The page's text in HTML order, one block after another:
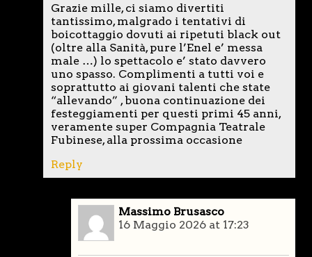
Grazie mille, ci siamo divertiti
tantissimo, malgrado i tentativi di
boicottaggio dovuti ai ripetuti black out
(oltre alla Sanità, pure l’Enel e’ messa
male …) lo spettacolo e’ stato davvero
uno spasso. Complimenti a tutti voi e
soprattutto ai giovani talenti che state
“allevando” , buona continuazione dei
festeggiamenti per questi primi 45 anni,
veramente super Compagnia Teatrale
Fubinese, alla prossima occasione
Reply
Massimo Brusasco
16 Maggio 2026 at 17:23